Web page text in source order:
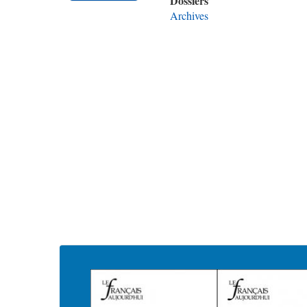
Archives